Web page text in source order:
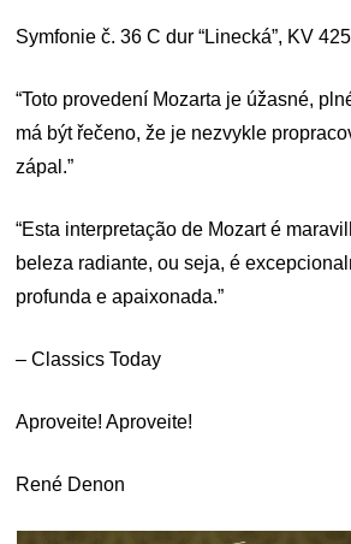
Symfonie č. 36 C dur “Linecká”, KV 425
“Toto provedení Mozarta je úžasné,
má být řečeno, že je nezvykle
zápal.”
“Esta interpretação de Mozart é
beleza radiante, ou seja, é
profunda e apaixonada.”
– Classics Today
Aproveite! Aproveite!
René Denon